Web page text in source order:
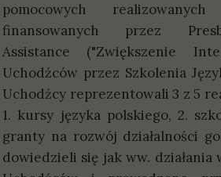
pomocowych
finansowanych przez
Assistance ("Zwiększenie
Uchodźców przez Szkolenia
Uchodźcy reprezentowali 3 z 5
1. kursy języka polskiego, 2.
granty na rozwój działalności
dowiedzieli się jak ww. działania